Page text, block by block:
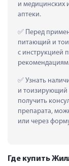
и медицинских
аптеки.
Перед
питающий и
с инструкцией
Узнать
и тоизирующий
получить
препарата,
или через
Где купить